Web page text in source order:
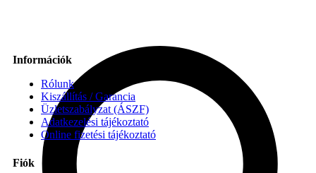
Információk
Rólunk
Kiszállítás / Garancia
Üzletszabályzat (ÁSZF)
Adatkezelési tájékoztató
Online fizetési tájékoztató
Fiók